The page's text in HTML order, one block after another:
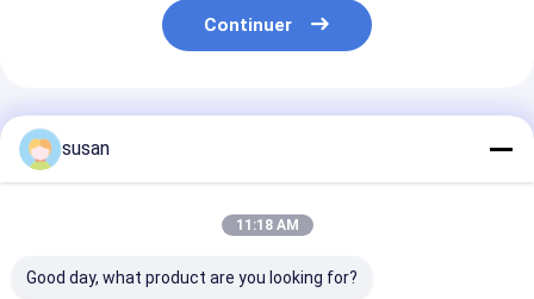
Continuer
Produits Recommandés
susan
11:18 AM
Good day, what product are you looking for?